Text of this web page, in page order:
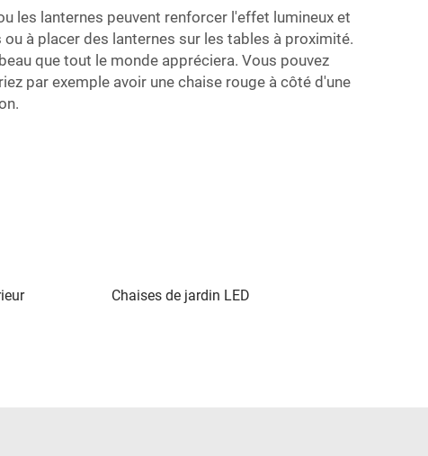
les lanternes peuvent renforcer l'effet lumineux et
à placer des lanternes sur les tables à proximité.
que tout le monde appréciera. Vous pouvez
par exemple avoir une chaise rouge à côté d'une
Chaises de jardin LED